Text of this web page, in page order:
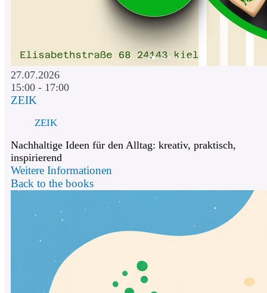
27.07.2026
15:00 - 17:00
ZEIK
ZEIK
Nachhaltige Ideen für den Alltag: kreativ, praktisch,
inspirierend
Weitere Informationen
Back to the books